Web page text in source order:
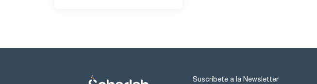
Suscríbete a la Newsletter